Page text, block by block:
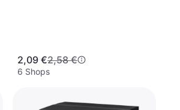
2,09 €2,58 €
6 Shops